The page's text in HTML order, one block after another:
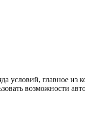
условий, главное из
возможности